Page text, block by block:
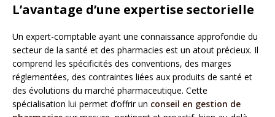
L’avantage d’une expertise sectorielle
Un expert-comptable ayant une connaissance approfondie du
secteur de la santé et des pharmacies est un atout précieux. Il
comprend les spécificités des conventions, des marges
réglementées, des contraintes liées aux produits de santé et
des évolutions du marché pharmaceutique. Cette
spécialisation lui permet d’offrir un conseil en gestion de